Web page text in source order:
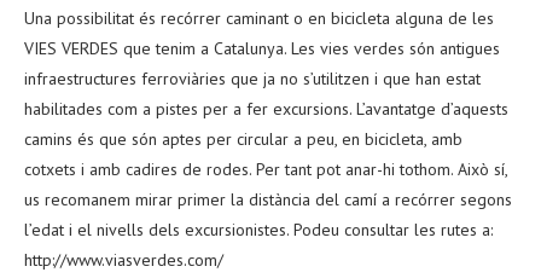
Una possibilitat és recórrer caminant o en bicicleta alguna de les
VIES VERDES que tenim a Catalunya. Les vies verdes són antigues
infraestructures ferroviàries que ja no s’utilitzen i que han estat
habilitades com a pistes per a fer excursions. L’avantatge d’aquests
camins és que són aptes per circular a peu, en bicicleta, amb
cotxets i amb cadires de rodes. Per tant pot anar-hi tothom. Això sí,
us recomanem mirar primer la distància del camí a recórrer segons
l’edat i el nivells dels excursionistes. Podeu consultar les rutes a:
http://www.viasverdes.com/